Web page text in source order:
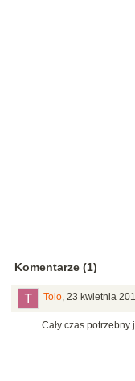
Komentarze (1)
Tolo, 23 kwietnia
Cały czas potrzebny